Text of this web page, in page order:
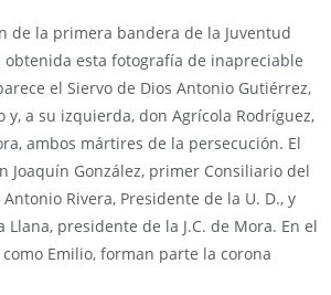
de la primera bandera de la Juventud
obtenida esta fotografía de inapreciable
el Siervo de Dios Antonio Gutiérrez,
y, a su izquierda, don Agrícola Rodríguez,
ambos mártires de la persecución. El
Joaquín González, primer Consiliario del
Rivera, Presidente de la U. D., y
Llana, presidente de la J.C. de Mora. En el
Emilio, forman parte la corona